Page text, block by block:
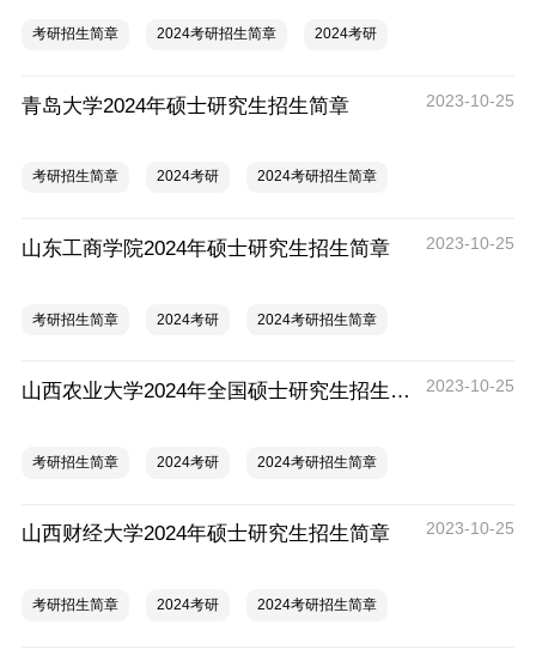
考研招生简章 2024考研招生简章 2024考研
青岛大学2024年硕士研究生招生简章 2023-10-25
考研招生简章 2024考研 2024考研招生简章
山东工商学院2024年硕士研究生招生简章 2023-10-25
考研招生简章 2024考研 2024考研招生简章
山西农业大学2024年全国硕士研究生招生简章 2023-10-25
考研招生简章 2024考研 2024考研招生简章
山西财经大学2024年硕士研究生招生简章 2023-10-25
考研招生简章 2024考研 2024考研招生简章